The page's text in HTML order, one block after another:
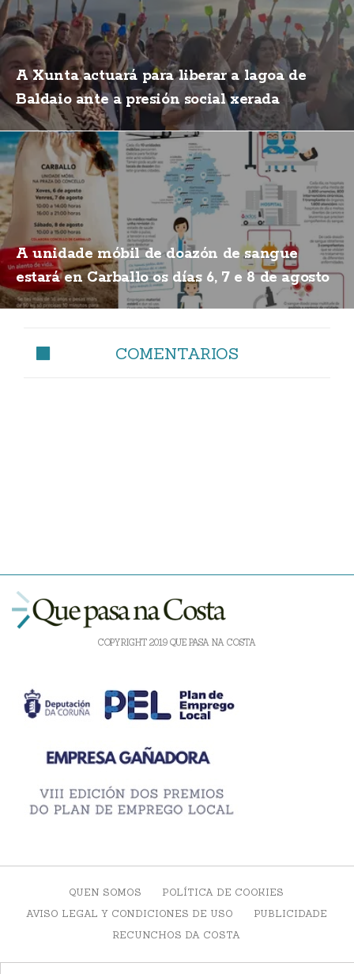
A Xunta actuará para liberar a lagoa de
Baldaio ante a presión social xerada
A unidade móbil de doazón de sangue
estará en Carballo os días 6, 7 e 8 de agosto
COMENTARIOS
COPYRIGHT 2019 QUE PASA NA COSTA
QUEN SOMOS
POLÍTICA DE COOKIES
AVISO LEGAL Y CONDICIONES DE USO
PUBLICIDADE
RECUNCHOS DA COSTA